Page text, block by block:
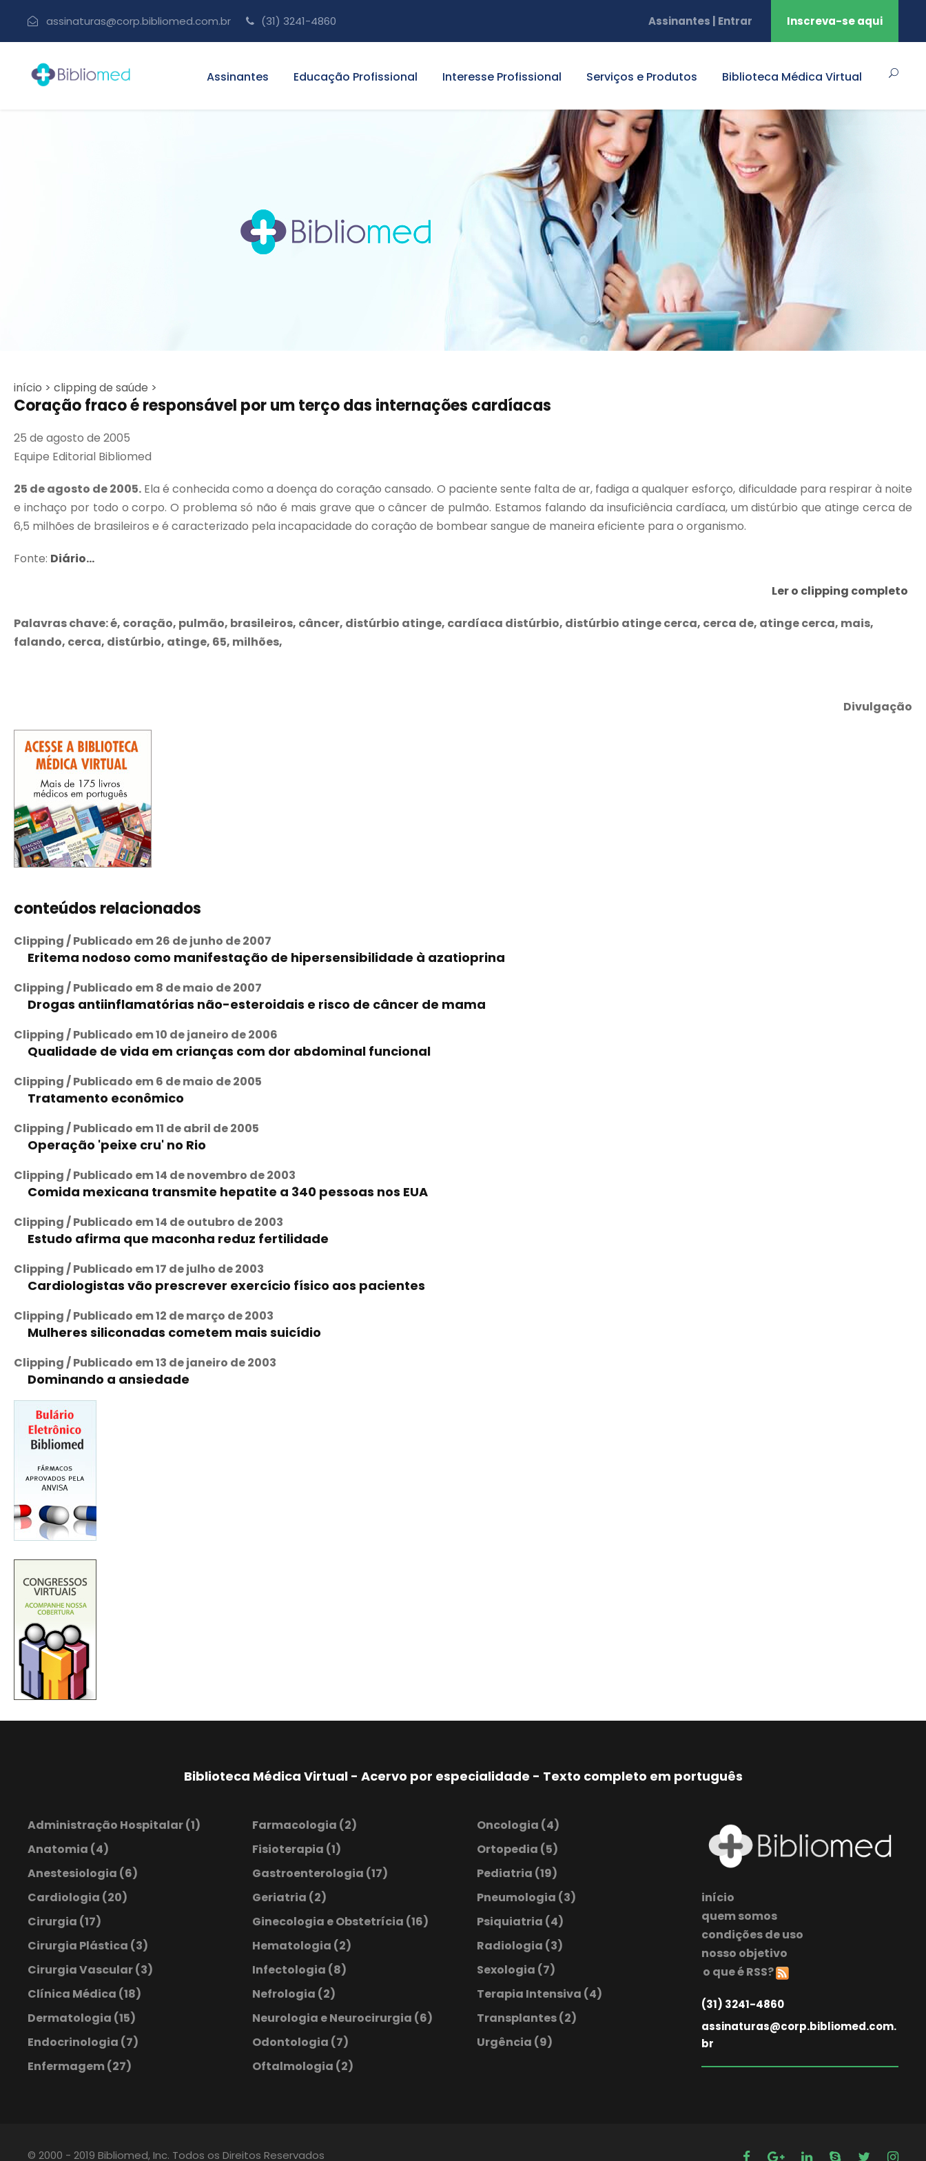
assinaturas@corp.bibliomed.com.br (31) 3241-4860 Assinantes | Entrar Inscreva-se aqui
Assinantes Educação Profissional Interesse Profissional Serviços e Produtos Biblioteca Médica Virtual
início > clipping de saúde >
Coração fraco é responsável por um terço das internações cardíacas
25 de agosto de 2005
Equipe Editorial Bibliomed
25 de agosto de 2005. Ela é conhecida como a doença do coração cansado. O paciente sente falta de ar, fadiga a qualquer esforço, dificuldade para respirar à noite
e inchaço por todo o corpo. O problema só não é mais grave que o câncer de pulmão. Estamos falando da insuficiência cardíaca, um distúrbio que atinge cerca de
6,5 milhões de brasileiros e é caracterizado pela incapacidade do coração de bombear sangue de maneira eficiente para o organismo.
Fonte: Diário...
Ler o clipping completo
Palavras chave: é, coração, pulmão, brasileiros, câncer, distúrbio atinge, cardíaca distúrbio, distúrbio atinge cerca, cerca de, atinge cerca, mais,
falando, cerca, distúrbio, atinge, 65, milhões,
Divulgação
conteúdos relacionados
Clipping / Publicado em 26 de junho de 2007
Eritema nodoso como manifestação de hipersensibilidade à azatioprina
Clipping / Publicado em 8 de maio de 2007
Drogas antiinflamatórias não-esteroidais e risco de câncer de mama
Clipping / Publicado em 10 de janeiro de 2006
Qualidade de vida em crianças com dor abdominal funcional
Clipping / Publicado em 6 de maio de 2005
Tratamento econômico
Clipping / Publicado em 11 de abril de 2005
Operação 'peixe cru' no Rio
Clipping / Publicado em 14 de novembro de 2003
Comida mexicana transmite hepatite a 340 pessoas nos EUA
Clipping / Publicado em 14 de outubro de 2003
Estudo afirma que maconha reduz fertilidade
Clipping / Publicado em 17 de julho de 2003
Cardiologistas vão prescrever exercício físico aos pacientes
Clipping / Publicado em 12 de março de 2003
Mulheres siliconadas cometem mais suicídio
Clipping / Publicado em 13 de janeiro de 2003
Dominando a ansiedade
Biblioteca Médica Virtual - Acervo por especialidade - Texto completo em português
Administração Hospitalar(1)
Anatomia (4)
Anestesiologia (6)
Cardiologia (20)
Cirurgia (17)
Cirurgia Plástica (3)
Cirurgia Vascular(3)
Clínica Médica (18)
Dermatologia (15)
Endocrinologia (7)
Enfermagem(27)
Farmacologia (2)
Fisioterapia (1)
Gastroenterologia (17)
Geriatria (2)
Ginecologia e Obstetrícia (16)
Hematologia (2)
Infectologia (8)
Nefrologia (2)
Neurologia e Neurocirurgia (6)
Odontologia (7)
Oftalmologia (2)
Oncologia (4)
Ortopedia (5)
Pediatria (19)
Pneumologia (3)
Psiquiatria (4)
Radiologia (3)
Sexologia (7)
Terapia Intensiva (4)
Transplantes(2)
Urgência (9)
início
quem somos
condições de uso
nosso objetivo
o que é RSS?
(31) 3241-4860
assinaturas@corp.bibliomed.com.
br
© 2000 - 2019 Bibliomed, Inc. Todos os Direitos Reservados